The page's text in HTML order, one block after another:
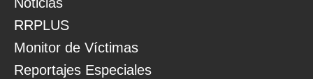
Noticias
RRPLUS
Monitor de Víctimas
Reportajes Especiales